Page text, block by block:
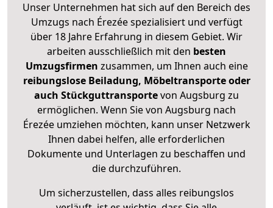
Unser Unternehmen hat sich auf den Bereich des
Umzugs nach Érezée spezialisiert und verfügt
über 18 Jahre Erfahrung in diesem Gebiet. Wir
arbeiten ausschließlich mit den besten
Umzugsfirmen zusammen, um Ihnen auch eine
reibungslose Beiladung, Möbeltransporte oder
auch Stückguttransportevon Augsburg zu
ermöglichen. Wenn Sie von Augsburg nach
Érezée umziehen möchten, kann unser Netzwerk
Ihnen dabei helfen, alle erforderlichen
Dokumente und Unterlagen zu beschaffen und
die durchzuführen.
Um sicherzustellen, dass alles reibungslos